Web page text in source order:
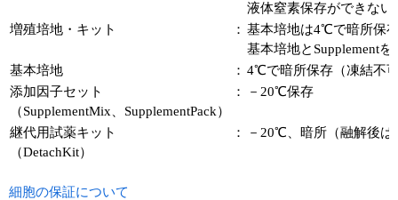
液体窒素保存ができな
増殖培地・キット
： 基本培地は4℃で暗所保
基本培地とSupplement
基本培地
： 4℃で暗所保存（凍結不
添加因子セット
（SupplementMix、SupplementPack）
： －20℃保存
継代用試薬キット
（DetachKit）
： －20℃、暗所（融解後
細胞の保証について